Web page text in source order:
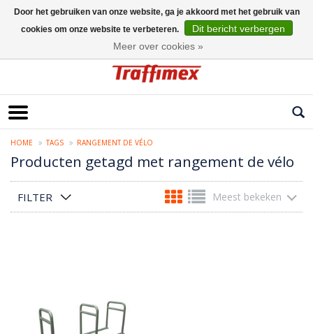
HOME TAGS RANGEMENT DE VÉLO
Producten getagd met rangement de vélo
FILTER Meest bekeken
Door het gebruiken van onze website, ga je akkoord met het gebruik van
cookies om onze website te verbeteren.
Dit bericht verbergen
Meer over cookies »